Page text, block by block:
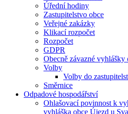
Úřední hodiny
Zastupitelstvo obce
Veřejné zakázky
Klikací rozpočet
Rozpočet
GDPR
Obecně závazné
Volby
Volby do
Směrnice
Odpadové hospodářství
Ohlašovací povinnost k
vyhláška obce Újezd u